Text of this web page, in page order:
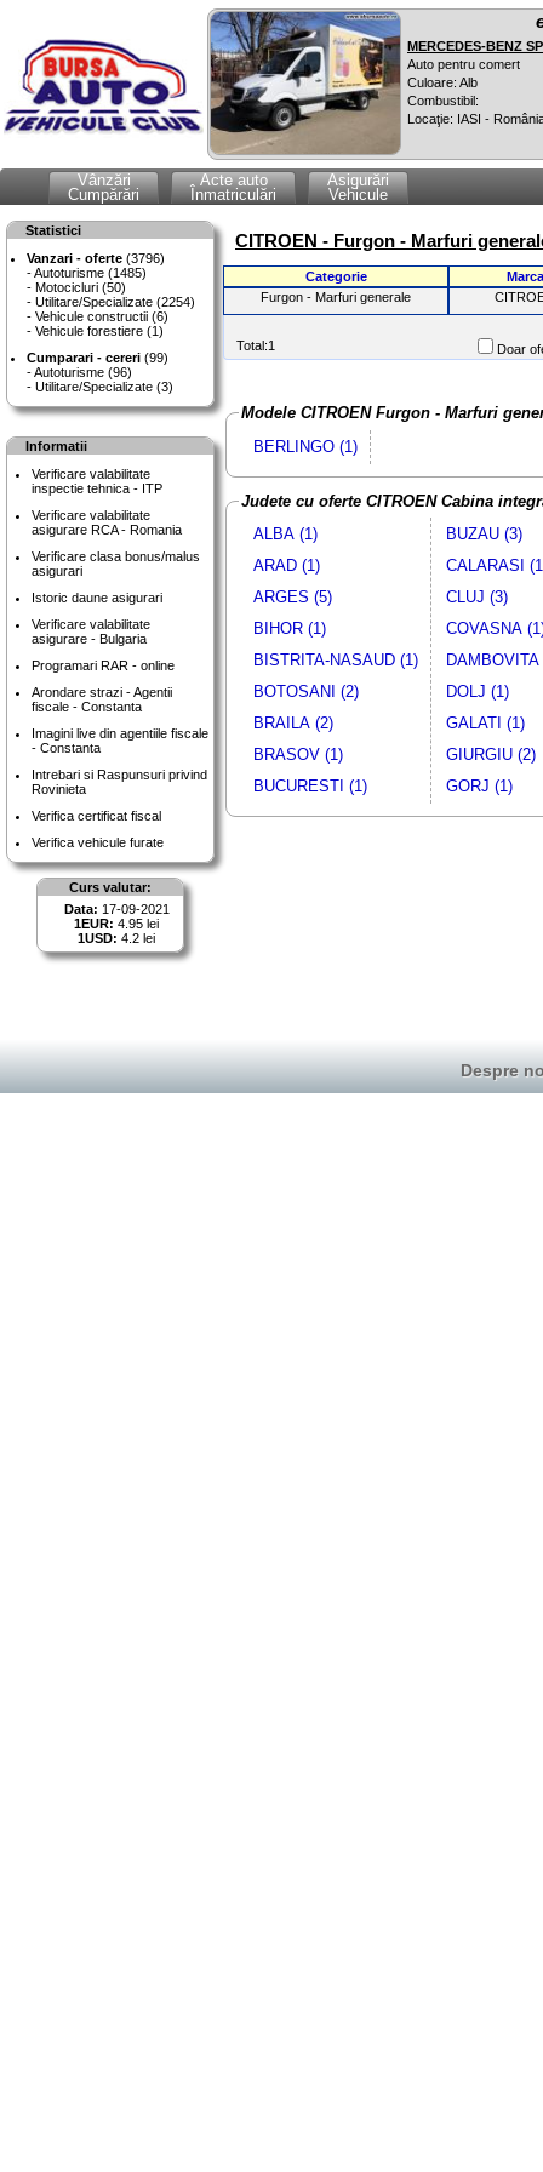
MERCEDES-BENZ
Auto pentru comert
Culoare: Alb
Combustibil:
Locaţie: IASI -
Vânzări
Cumpărări
Acte auto
Înmatriculări
Asigurări
Vehicule
Statistici
Vanzari - oferte (3796)
Autoturisme (1485)
Motocicluri (50)
Utilitare/Specializate (2254)
Vehicule constructii (6)
Vehicule forestiere (1)
Cumparari - cereri (99)
Autoturisme (96)
Utilitare/Specializate (3)
Informatii
Verificare valabilitate
inspectie tehnica - ITP
Verificare valabilitate
asigurare RCA - Romania
Verificare clasa bonus/malus
asigurari
Istoric daune asigurari
Verificare valabilitate
asigurare - Bulgaria
Programari RAR - online
Arondare strazi - Agentii
fiscale - Constanta
Imagini live din agentiile fiscale
- Constanta
Intrebari si Raspunsuri privind
Rovinieta
Verifica certificat fiscal
Verifica vehicule furate
Curs valutar:
Data: 17-09-2021
1EUR: 4.95 lei
1USD: 4.2 lei
CITROEN - Furgon - Marfuri
Categorie
Marca
Furgon - Marfuri generale
Total:1 Doar
Modele CITROEN Furgon - Marfuri
BERLINGO (1)
Judete cu oferte CITROEN Cabina
ALBA (1)
ARAD (1)
ARGES (5)
BIHOR (1)
BISTRITA-NASAUD (1)
BOTOSANI (2)
BRAILA (2)
BRASOV (1)
BUCURESTI (1)
BUZAU (3)
CALARASI
CLUJ (3)
COVASNA
DAMBOVITA
DOLJ (1)
GALATI (1)
GIURGIU (2)
GORJ (1)
Despre